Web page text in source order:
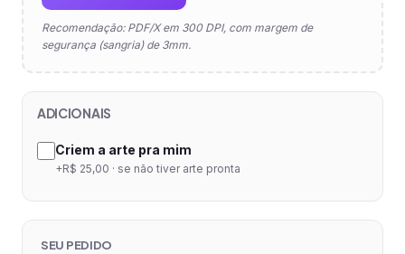
Recomendação: PDF/X em 300 DPI, com margem de
segurança (sangria) de 3mm.
ADICIONAIS
Criem a arte pra mim
+R$ 25,00 · se não tiver arte pronta
SEU PEDIDO